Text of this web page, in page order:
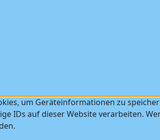
um Geräteinformationen zu
IDs auf dieser Website verarbeiten.